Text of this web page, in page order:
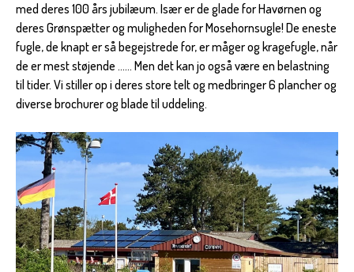
med deres 100 års jubilæum. Især er de glade for Havørnen og
deres Grønspætter og muligheden for Mosehornsugle! De eneste
fugle, de knapt er så begejstrede for, er måger og kragefugle, når
de er mest støjende ...... Men det kan jo også være en belastning
til tider. Vi stiller op i deres store telt og medbringer 6 plancher og
diverse brochurer og blade til uddeling.